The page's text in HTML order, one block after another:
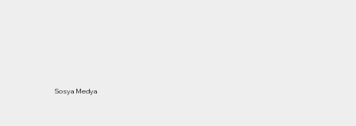
Sosya Medya